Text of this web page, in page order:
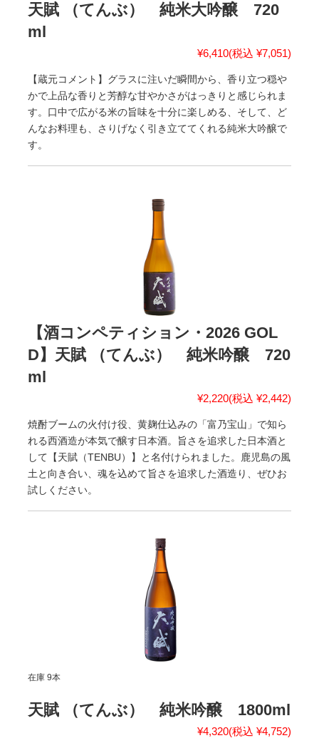
天賦 （てんぶ） 純米大吟醸 720
ml
¥6,410(税込 ¥7,051)
【蔵元コメント】グラスに注いだ瞬間から、香り立つ穏や
かで上品な香りと芳醇な甘やかさがはっきりと感じられま
す。口中で広がる米の旨味を十分に楽しめる、そして、ど
んなお料理も、さりげなく引き立ててくれる純米大吟醸で
す。
【酒コンペティション・2026 GOL
D】天賦 （てんぶ） 純米吟醸 720
ml
¥2,220(税込 ¥2,442)
焼酎ブームの火付け役、黄麹仕込みの「富乃宝山」で知ら
れる西酒造が本気で醸す日本酒。旨さを追求した日本酒と
して【天賦（TENBU）】と名付けられました。鹿児島の風
土と向き合い、魂を込めて旨さを追求した酒造り、ぜひお
試しください。
在庫 9本
天賦 （てんぶ） 純米吟醸 1800ml
¥4,320(税込 ¥4,752)